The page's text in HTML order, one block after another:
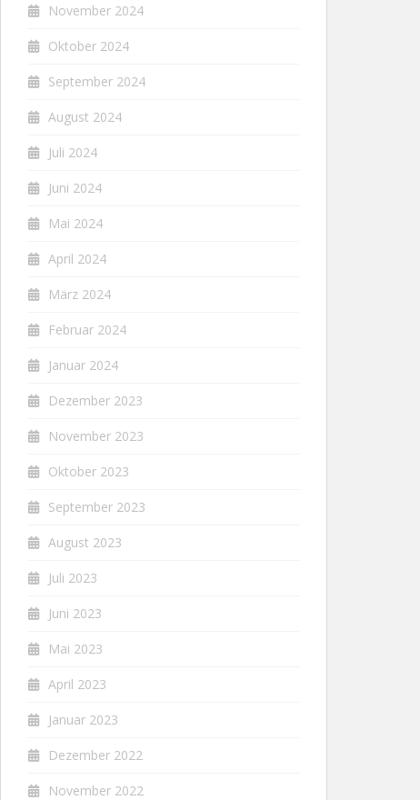
November 2024
Oktober 2024
September 2024
August 2024
Juli 2024
Juni 2024
Mai 2024
April 2024
März 2024
Februar 2024
Januar 2024
Dezember 2023
November 2023
Oktober 2023
September 2023
August 2023
Juli 2023
Juni 2023
Mai 2023
April 2023
Januar 2023
Dezember 2022
November 2022